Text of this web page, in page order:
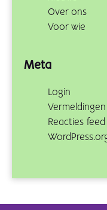
Over ons
Voor wie
Meta
Login
Reacties feed